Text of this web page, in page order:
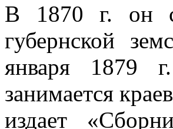
В 1870 г. он
губернской
января 1879
занимается
издает